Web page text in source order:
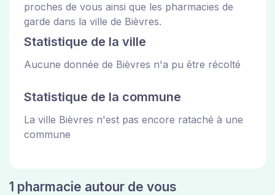
proches de vous ainsi que les pharmacies de
garde dans la ville de Bièvres.
Statistique de la ville
Aucune donnée de Bièvres n'a pu être récolté
Statistique de la commune
La ville Bièvres n'est pas encore rataché à une
commune
1 pharmacie autour de vous